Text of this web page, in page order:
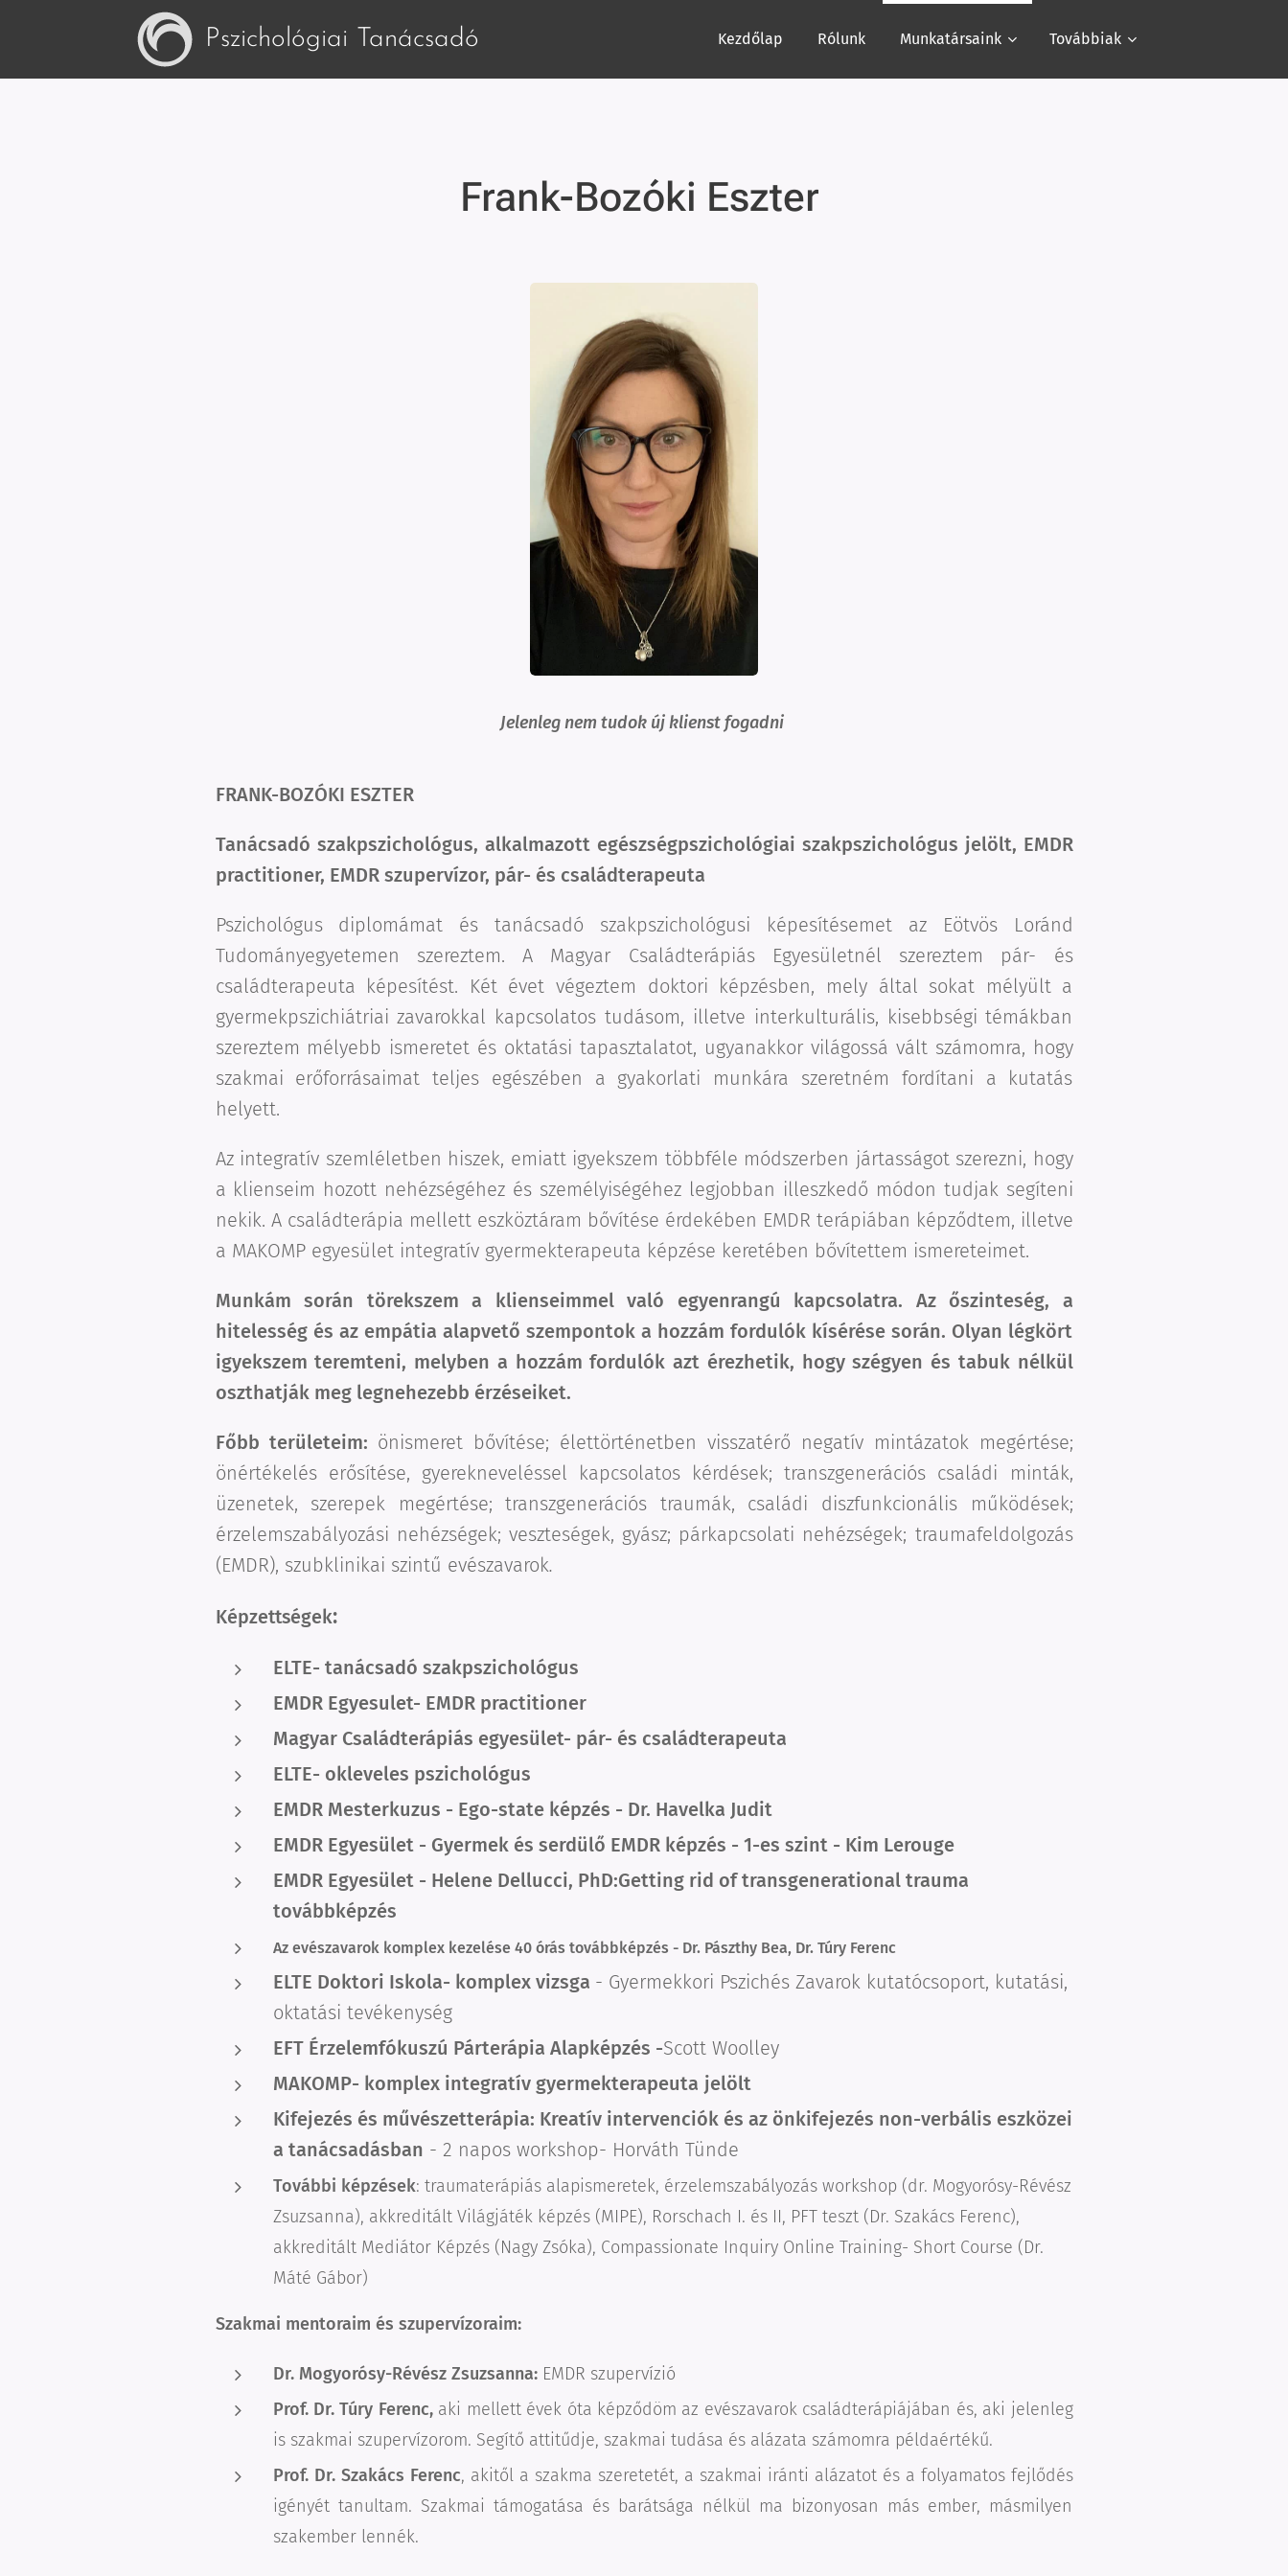
Pszichológiai Tanácsadó Kezdőlap Rólunk Munkatársaink Továbbiak
Frank-Bozóki Eszter
Jelenleg nem tudok új klienst fogadni
FRANK-BOZÓKI ESZTER
Tanácsadó szakpszichológus, alkalmazott egészségpszichológiai szakpszichológus jelölt, EMDR
practitioner, EMDR szupervízor, pár- és családterapeuta
Pszichológus diplomámat és tanácsadó szakpszichológusi képesítésemet az Eötvös Loránd
Tudományegyetemen szereztem. A Magyar Családterápiás Egyesületnél szereztem pár- és
családterapeuta képesítést. Két évet végeztem doktori képzésben, mely által sokat mélyült a
gyermekpszichiátriai zavarokkal kapcsolatos tudásom, illetve interkulturális, kisebbségi témákban
szereztem mélyebb ismeretet és oktatási tapasztalatot, ugyanakkor világossá vált számomra, hogy
szakmai erőforrásaimat teljes egészében a gyakorlati munkára szeretném fordítani a kutatás
helyett.
Az integratív szemléletben hiszek, emiatt igyekszem többféle módszerben jártasságot szerezni, hogy
a klienseim hozott nehézségéhez és személyiségéhez legjobban illeszkedő módon tudjak segíteni
nekik. A családterápia mellett eszköztáram bővítése érdekében EMDR terápiában képződtem, illetve
a MAKOMP egyesület integratív gyermekterapeuta képzése keretében bővítettem ismereteimet.
Munkám során törekszem a klienseimmel való egyenrangú kapcsolatra. Az őszinteség, a
hitelesség és az empátia alapvető szempontok a hozzám fordulók kísérése során. Olyan légkört
igyekszem teremteni, melyben a hozzám fordulók azt érezhetik, hogy szégyen és tabuk nélkül
oszthatják meg legnehezebb érzéseiket.
Főbb területeim: önismeret bővítése; élettörténetben visszatérő negatív mintázatok megértése;
önértékelés erősítése, gyerekneveléssel kapcsolatos kérdések; transzgenerációs családi minták,
üzenetek, szerepek megértése; transzgenerációs traumák, családi diszfunkcionális működések;
érzelemszabályozási nehézségek; veszteségek, gyász; párkapcsolati nehézségek; traumafeldolgozás
(EMDR), szubklinikai szintű evészavarok.
Képzettségek:
ELTE- tanácsadó szakpszichológus
EMDR Egyesulet- EMDR practitioner
Magyar Családterápiás egyesület- pár- és családterapeuta
ELTE- okleveles pszichológus
EMDR Mesterkuzus - Ego-state képzés - Dr. Havelka Judit
EMDR Egyesület - Gyermek és serdülő EMDR képzés - 1-es szint - Kim Lerouge
EMDR Egyesület - Helene Dellucci, PhD:Getting rid of transgenerational trauma
továbbképzés
Az evészavarok komplex kezelése 40 órás továbbképzés - Dr. Pászthy Bea, Dr. Túry Ferenc
ELTE Doktori Iskola- komplex vizsga - Gyermekkori Pszichés Zavarok kutatócsoport, kutatási,
oktatási tevékenység
EFT Érzelemfókuszú Párterápia Alapképzés -Scott Woolley
MAKOMP- komplex integratív gyermekterapeuta jelölt
Kifejezés és művészetterápia: Kreatív intervenciók és az önkifejezés non-verbális eszközei
a tanácsadásban - 2 napos workshop- Horváth Tünde
További képzések: traumaterápiás alapismeretek, érzelemszabályozás workshop (dr. Mogyorósy-Révész
Zsuzsanna), akkreditált Világjáték képzés (MIPE), Rorschach I. és II, PFT teszt (Dr. Szakács Ferenc),
akkreditált Mediátor Képzés (Nagy Zsóka), Compassionate Inquiry Online Training- Short Course (Dr.
Máté Gábor)
Szakmai mentoraim és szupervízoraim:
Dr. Mogyorósy-Révész Zsuzsanna: EMDR szupervízió
Prof. Dr. Túry Ferenc, aki mellett évek óta képződöm az evészavarok családterápiájában és, aki jelenleg
is szakmai szupervízorom. Segítő attitűdje, szakmai tudása és alázata számomra példaértékű.
Prof. Dr. Szakács Ferenc, akitől a szakma szeretetét, a szakmai iránti alázatot és a folyamatos fejlődés
igényét tanultam. Szakmai támogatása és barátsága nélkül ma bizonyosan más ember, másmilyen
szakember lennék.